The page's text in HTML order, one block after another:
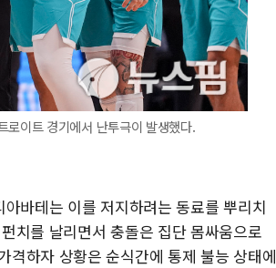
이트 경기에서 난투극이 발생했다.
바테는 이를 저지하려는 동료를 뿌리치
치를 날리면서 충돌은 집단 몸싸움으로
격하자 상황은 순식간에 통제 불능 상태에